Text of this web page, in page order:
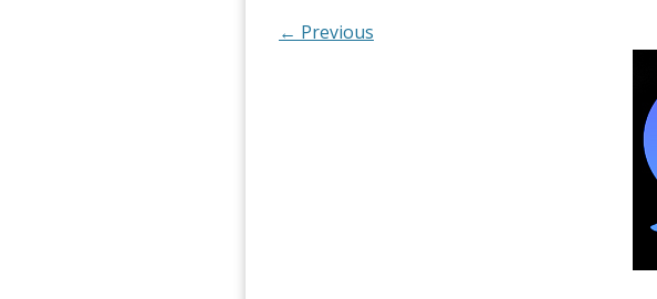
← Previous